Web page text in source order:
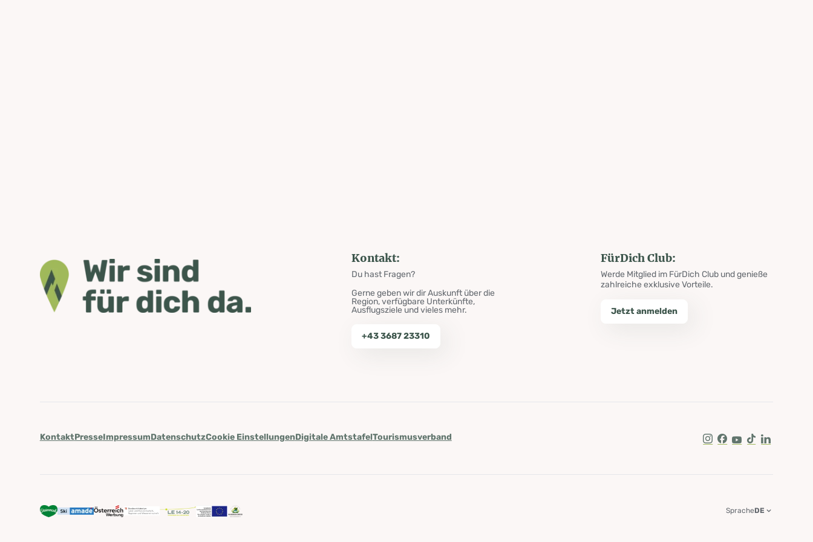
Kontakt:
Du hast Fragen?
Gerne geben wir dir Auskunft über die
Region, verfügbare Unterkünfte,
Ausflugsziele und vieles mehr.
+43 3687 23310
FürDich Club:
Werde Mitglied im FürDich Club und genieße
zahlreiche exklusive Vorteile.
Jetzt anmelden
KontaktPresseImpressumDatenschutzCookie EinstellungenDigitale AmtstafelTourismusverband
Instagram
Facebook
Youtube
Tik TokLinkedIn
SpracheDE